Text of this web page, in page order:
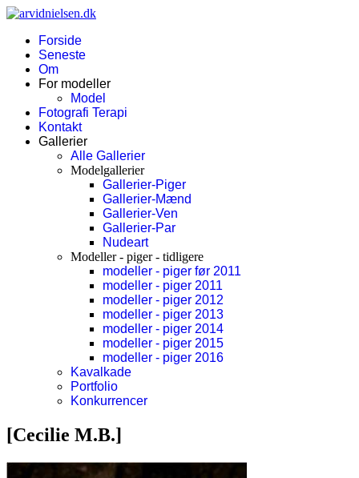
Forside
Seneste
Om
For modeller
Model
Fotografi Terapi
Kontakt
Gallerier
Alle Gallerier
Modelgallerier
Gallerier-Piger
Gallerier-Mænd
Gallerier-Ven
Gallerier-Par
Nudeart
Modeller - piger - tidligere
modeller - piger før 2011
modeller - piger 2011
modeller - piger 2012
modeller - piger 2013
modeller - piger 2014
modeller - piger 2015
modeller - piger 2016
Kavalkade
Portfolio
Konkurrencer
[Cecilie M.B.]